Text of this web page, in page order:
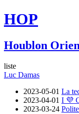
HOP
Houblon
liste
Luc Damas
2023-05-01 La
2023-04-01 I 💜
2023-03-24